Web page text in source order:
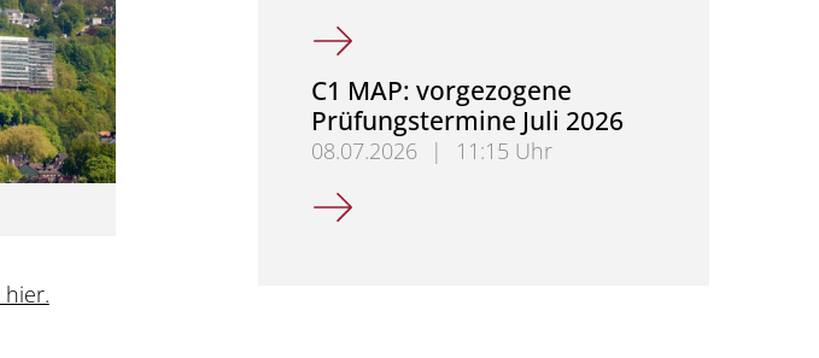
hier.
New Book: Language in Social Interaction,
C1 MAP: vorgezogene
Prüfungstermine Juli 2026
08.07.2026 |
11:15 Uhr
C1 MAP: vorgezogene Prüfungstermine Juli 2026